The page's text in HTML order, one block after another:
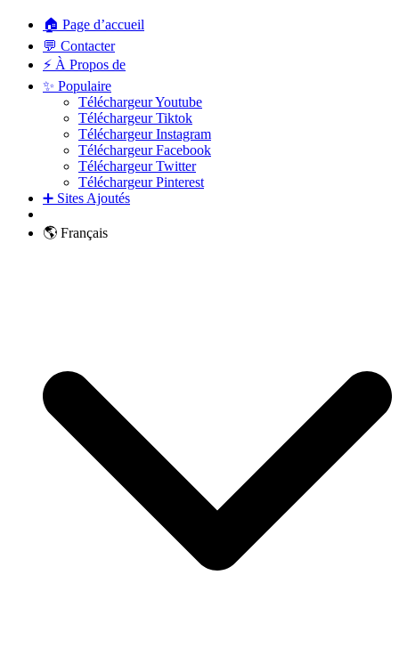
🏠 Page d’accueil
💬 Contacter
⚡ À Propos de
✨ Populaire
Téléchargeur Youtube
Téléchargeur Tiktok
Téléchargeur Instagram
Téléchargeur Facebook
Téléchargeur Twitter
Téléchargeur Pinterest
➕ Sites Ajoutés
🌎 Français